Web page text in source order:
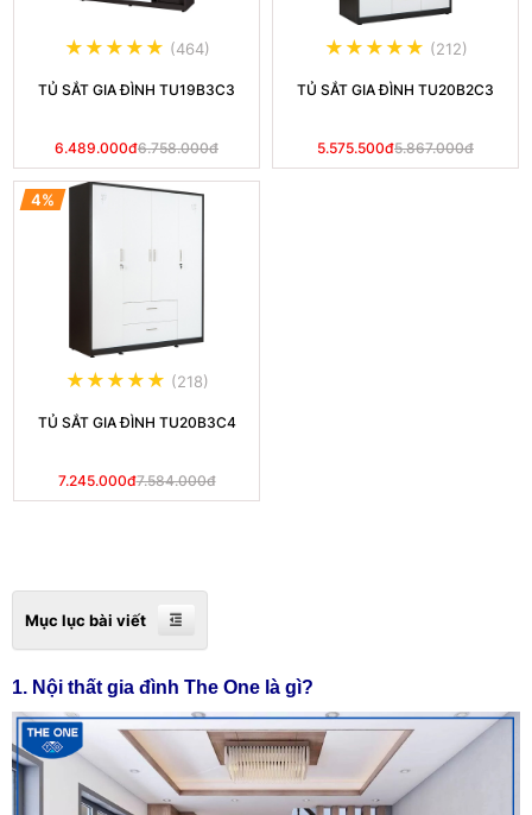
(464)
TỦ SẮT GIA ĐÌNH TU19B3C3
6.489.000đ6.758.000đ
(212)
TỦ SẮT GIA ĐÌNH TU20B2C3
5.575.500đ5.867.000đ
4%
(218)
TỦ SẮT GIA ĐÌNH TU20B3C4
7.245.000đ7.584.000đ
Mục lục bài viết
1. Nội thất gia đình The One là gì?